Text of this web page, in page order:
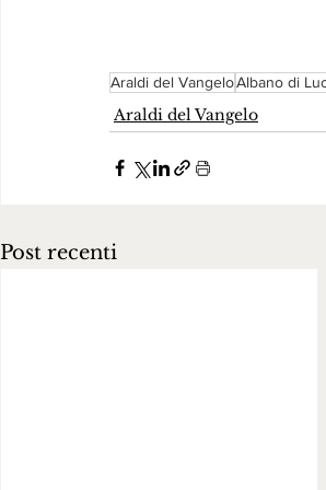
Araldi del VangeloAlbano di
Araldi del Vangelo
Post recenti